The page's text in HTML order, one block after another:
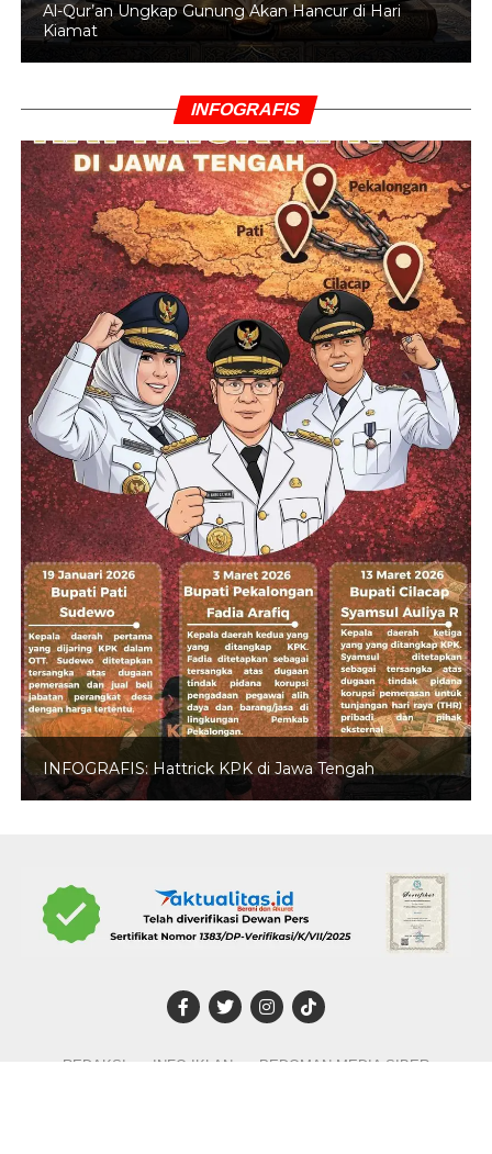
Al-Qur’an Ungkap Gunung Akan Hancur di Hari
Kiamat
INFOGRAFIS
INFOGRAFIS: Hattrick KPK di Jawa Tengah
REDAKSI INFO IKLAN
PEDOMAN MEDIA SIBER